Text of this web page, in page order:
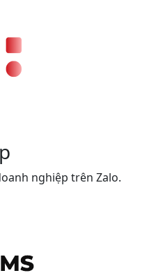
nghiệp trên Zalo.